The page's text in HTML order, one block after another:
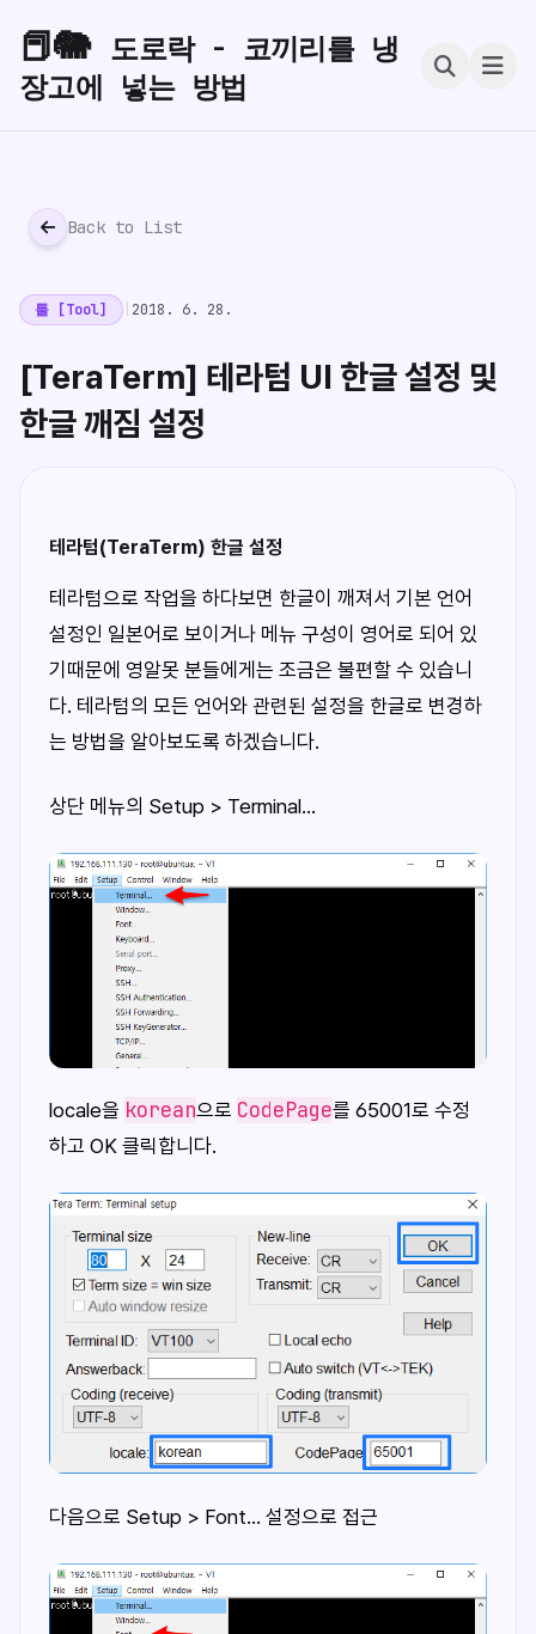
📕🐘 도로락 - 코끼리를 냉
장고에 넣는 방법
Back to List
툴 [Tool] 2018. 6. 28.
[TeraTerm] 테라텀 UI 한글 설정 및
한글 깨짐 설정
테라텀(TeraTerm) 한글 설정
테라텀으로 작업을 하다보면 한글이 깨져서 기본 언어
설정인 일본어로 보이거나 메뉴 구성이 영어로 되어 있
기때문에 영알못 분들에게는 조금은 불편할 수 있습니
다. 테라텀의 모든 언어와 관련된 설정을 한글로 변경하
는 방법을 알아보도록 하겠습니다.
상단 메뉴의 Setup > Terminal...
locale을 korean으로 CodePage를 65001로 수정
하고 OK 클릭합니다.
다음으로 Setup > Font... 설정으로 접근